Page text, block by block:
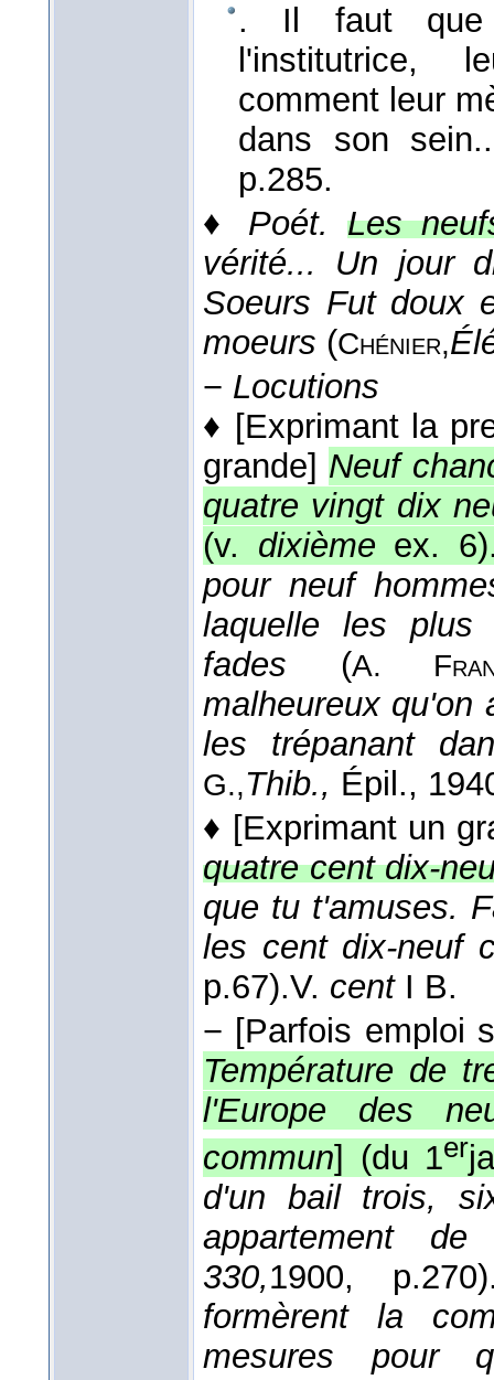
. Il faut que
l'institutrice,
comment leur
dans son
p.285.
♦ Poét. Les
vérité... Un jour
Soeurs Fut doux
moeurs (Chénier,
− Locutions
♦ [Exprimant la
grande] Neuf
quatre vingt dix
(v. dixième ex.
pour neuf
laquelle les plus
fades (A.
malheureux qu'on
les trépanant
G.,Thib., Épil.,
♦ [Exprimant un
quatre cent dix-
que tu t'amuses.
les cent dix-neuf
p.67).V. cent I B.
− [Parfois emploi
Température de
l'Europe des
commun] (du 1er
d'un bail trois,
appartement
330,1900,
formèrent la
mesures pour